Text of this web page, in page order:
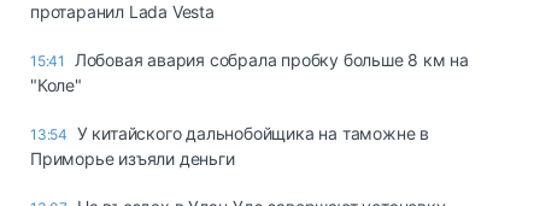
протаранил Lada Vesta
15:41
Лобовая авария собрала пробку больше 8 км на
"Коле"
13:54 У китайского дальнобойщика на таможне в
Приморье изъяли деньги